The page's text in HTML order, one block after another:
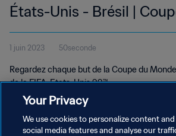
États-Unis - Brésil |
Monde de Football
FIFA, Etats-Unis 99™
1 juin 2023 50seconde
Regardez chaque but de la Coupe du
de la FIFA, Etats-Unis 99™.
Your Privacy
We use cookies to personalize content
social media features and analyse our